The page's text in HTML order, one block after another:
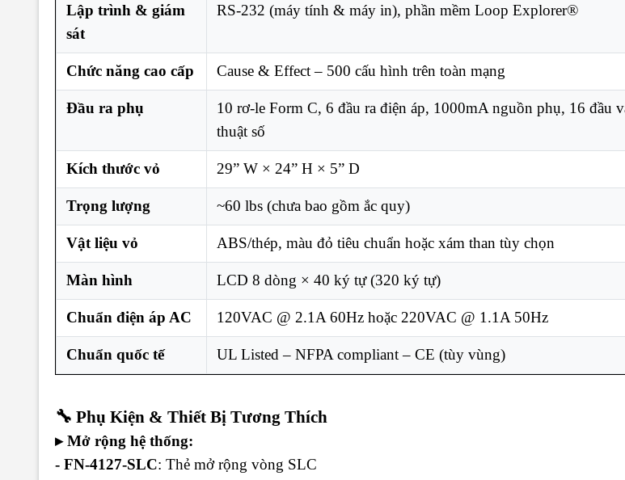
Lập trình & giám
sát
RS-232 (máy tính & máy in), phần mềm Loop Explorer®
Chức năng cao cấp Cause & Effect – 500 cấu hình trên toàn mạng
Đầu ra phụ
10 rơ-le Form C, 6 đầu ra điện áp, 1000mA nguồn phụ, 16 đầu
thuật số
Kích thước vỏ 29” W × 24” H × 5” D
Trọng lượng ~60 lbs (chưa bao gồm ắc quy)
Vật liệu vỏ ABS/thép, màu đỏ tiêu chuẩn hoặc xám than tùy chọn
Màn hình LCD 8 dòng × 40 ký tự (320 ký tự)
Chuẩn điện áp AC 120VAC @ 2.1A 60Hz hoặc 220VAC @ 1.1A 50Hz
Chuẩn quốc tế UL Listed – NFPA compliant – CE (tùy vùng)
🔧 Phụ Kiện & Thiết Bị Tương Thích
▸ Mở rộng hệ thống:
- FN-4127-SLC: Thẻ mở rộng vòng SLC